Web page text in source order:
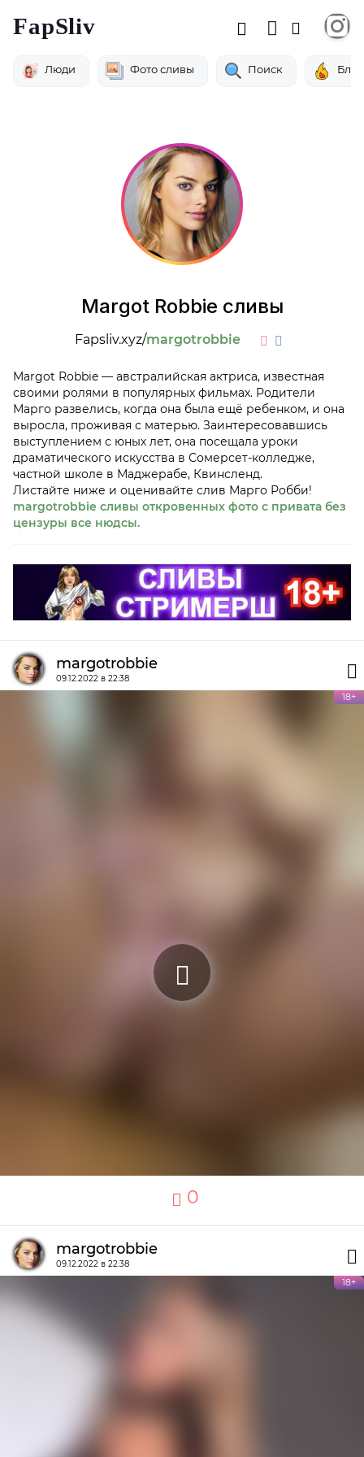
FapSliv
Люди Фото сливы Поиск
Margot Robbie сливы
Fapsliv.xyz/margotrobbie
Margot Robbie — австралийская актриса, известная
своими ролями в популярных фильмах. Родители
Марго развелись, когда она была ещё ребенком, и она
выросла, проживая с матерью. Заинтересовавшись
выступлением с юных лет, она посещала уроки
драматического искусства в Сомерсет-колледже,
частной школе в Маджерабе, Квинсленд.
Листайте ниже и оценивайте слив Марго Робби!
margotrobbie сливы откровенных фото с привата без
цензуры все нюдсы.
margotrobbie
09.12.2022 в 22:38
18+
0
margotrobbie
09.12.2022 в 22:38
18+